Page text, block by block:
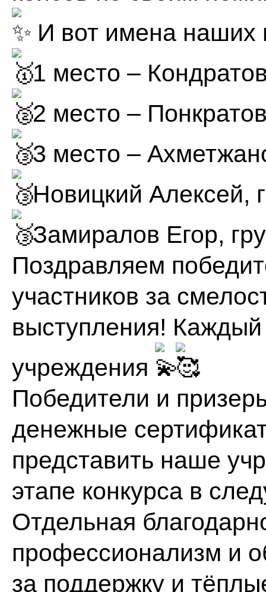
И вот имена наших
1 место –
2 место –
3 место –
Новицкий Алексей,
Замиралов Егор,
Поздравляем
участников за
выступления!
учреждения
Победители и
денежные
представить наше
этапе конкурса в
Отдельная
профессионализм и
за поддержку и